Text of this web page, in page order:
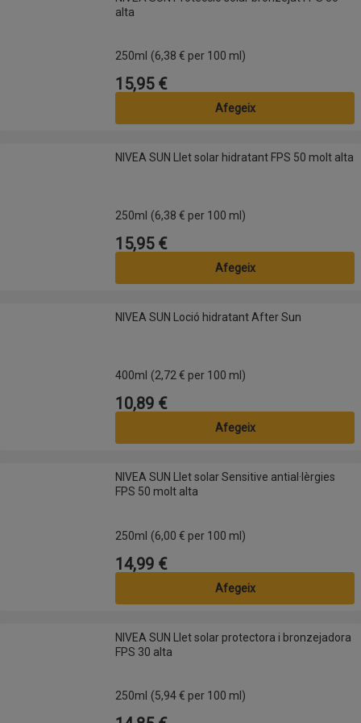
alta
250ml (6,38 € per 100 ml)
Preu
15,95 €
Afegeix
NIVEA SUN Llet solar hidratant FPS 50 molt alta
NIVEA SUN Llet solar hidratant FPS 50 molt alta
250ml (6,38 € per 100 ml)
Preu
15,95 €
Afegeix
NIVEA SUN Loció hidratant After SunNIVEA SUN Loció hidratant After Sun
400ml (2,72 € per 100 ml)
Preu
10,89 €
Afegeix
NIVEA SUN Llet solar Sensitive antial·lèrgies FPS 50 molt alta
NIVEA SUN Llet solar Sensitive antial·lèrgies
FPS 50 molt alta
250ml (6,00 € per 100 ml)
Preu
14,99 €
Afegeix
NIVEA SUN Llet solar protectora i bronzejadora FPS 30 alta
NIVEA SUN Llet solar protectora i bronzejadora
FPS 30 alta
250ml (5,94 € per 100 ml)